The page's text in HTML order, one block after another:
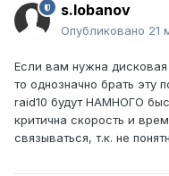
s.lobanov
Опубликовано 21
Если вам нужна
то однозначно брать эту
raid10 будут НАМНОГО
критична скорость и
связываться, т.к. не